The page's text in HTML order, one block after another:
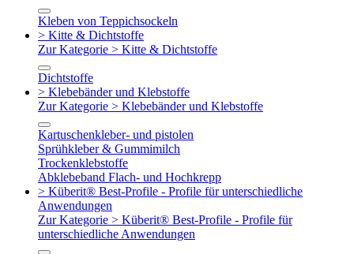
Kleben von Teppichsockeln
> Kitte & Dichtstoffe
Zur Kategorie > Kitte & Dichtstoffe
Dichtstoffe
> Klebebänder und Klebstoffe
Zur Kategorie > Klebebänder und Klebstoffe
Kartuschenkleber- und pistolen
Sprühkleber & Gummimilch
Trockenklebstoffe
Abklebeband Flach- und Hochkrepp
> Küberit® Best-Profile - Profile für unterschiedliche
Anwendungen
Zur Kategorie > Küberit® Best-Profile - Profile für
unterschiedliche Anwendungen